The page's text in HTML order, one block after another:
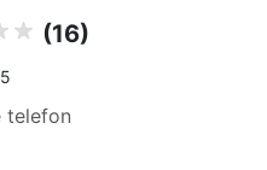
(16)
telefon